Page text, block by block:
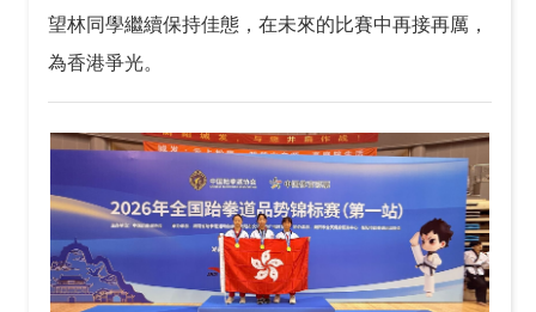
望林同學繼續保持佳態，在未來的比賽中再接再厲，
為香港爭光。